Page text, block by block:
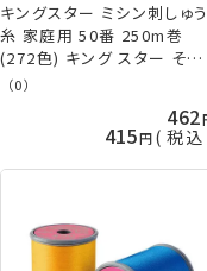
キングスター ミシン刺しゅう
糸 家庭用 50番 250m巻
(272色) キング スター その3
フジックス 手芸の山久
（0）
462
415 税込